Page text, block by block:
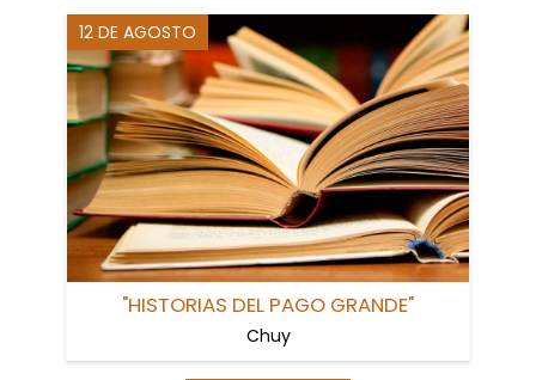
12 DE AGOSTO
"HISTORIAS DEL PAGO GRANDE"
Chuy